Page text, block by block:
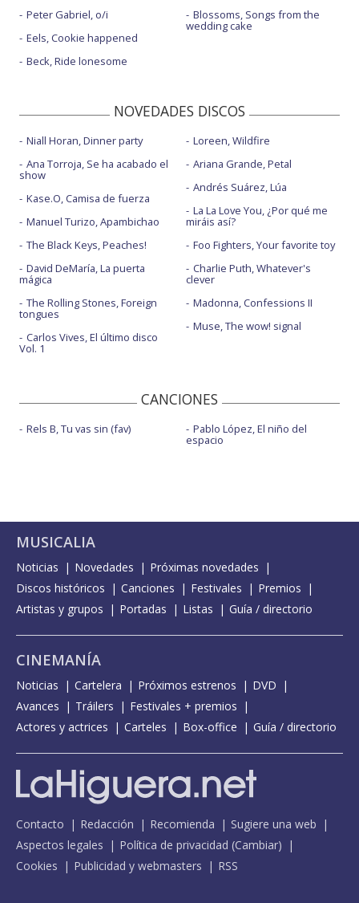
Peter Gabriel, o/i
Eels, Cookie happened
Beck, Ride lonesome
Blossoms, Songs from the
wedding cake
NOVEDADES DISCOS
Niall Horan, Dinner party
Ana Torroja, Se ha acabado el
show
Kase.O, Camisa de fuerza
Manuel Turizo, Apambichao
The Black Keys, Peaches!
David DeMaría, La puerta
mágica
The Rolling Stones, Foreign
tongues
Carlos Vives, El último disco
Vol. 1
Loreen, Wildfire
Ariana Grande, Petal
Andrés Suárez, Lúa
La La Love You, ¿Por qué me
miráis así?
Foo Fighters, Your favorite toy
Charlie Puth, Whatever's
clever
Madonna, Confessions II
Muse, The wow! signal
CANCIONES
Rels B, Tu vas sin (fav) Pablo López, El niño del
espacio
MUSICALIA
Noticias Novedades
Próximas novedades
Discos históricos
Canciones Festivales
Premios
Artistas y grupos
Portadas Listas Guía / directorio
CINEMANÍA
Noticias Cartelera Próximos estrenos
DVD
Avances
Tráilers
Festivales + premios
Actores y actrices
Carteles Box-office Guía / directorio
Contacto Redacción Recomienda
Sugiere una web
Aspectos legales
Política de privacidad (Cambiar)
Cookies
Publicidad y webmasters RSS